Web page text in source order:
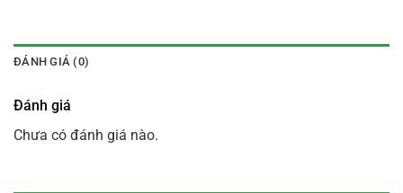
ĐÁNH GIÁ (0)
Đánh giá
Chưa có đánh giá nào.